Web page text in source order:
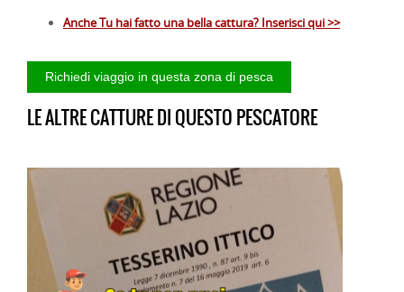
Anche Tu hai fatto una bella cattura? Inserisci qui >>
LE ALTRE CATTURE DI QUESTO PESCATORE